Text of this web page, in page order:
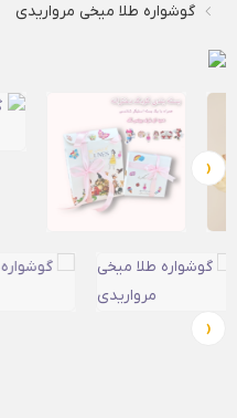
گوشواره طلا میخی مرواریدی
‹
‹